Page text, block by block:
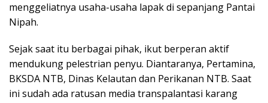
menggeliatnya usaha-usaha lapak di sepanjang Pantai
Nipah.
Sejak saat itu berbagai pihak, ikut berperan aktif
mendukung pelestrian penyu. Diantaranya, Pertamina,
BKSDA NTB, Dinas Kelautan dan Perikanan NTB. Saat
ini sudah ada ratusan media transpalantasi karang